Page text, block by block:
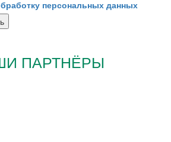
персональных данных
ПАРТНЁРЫ